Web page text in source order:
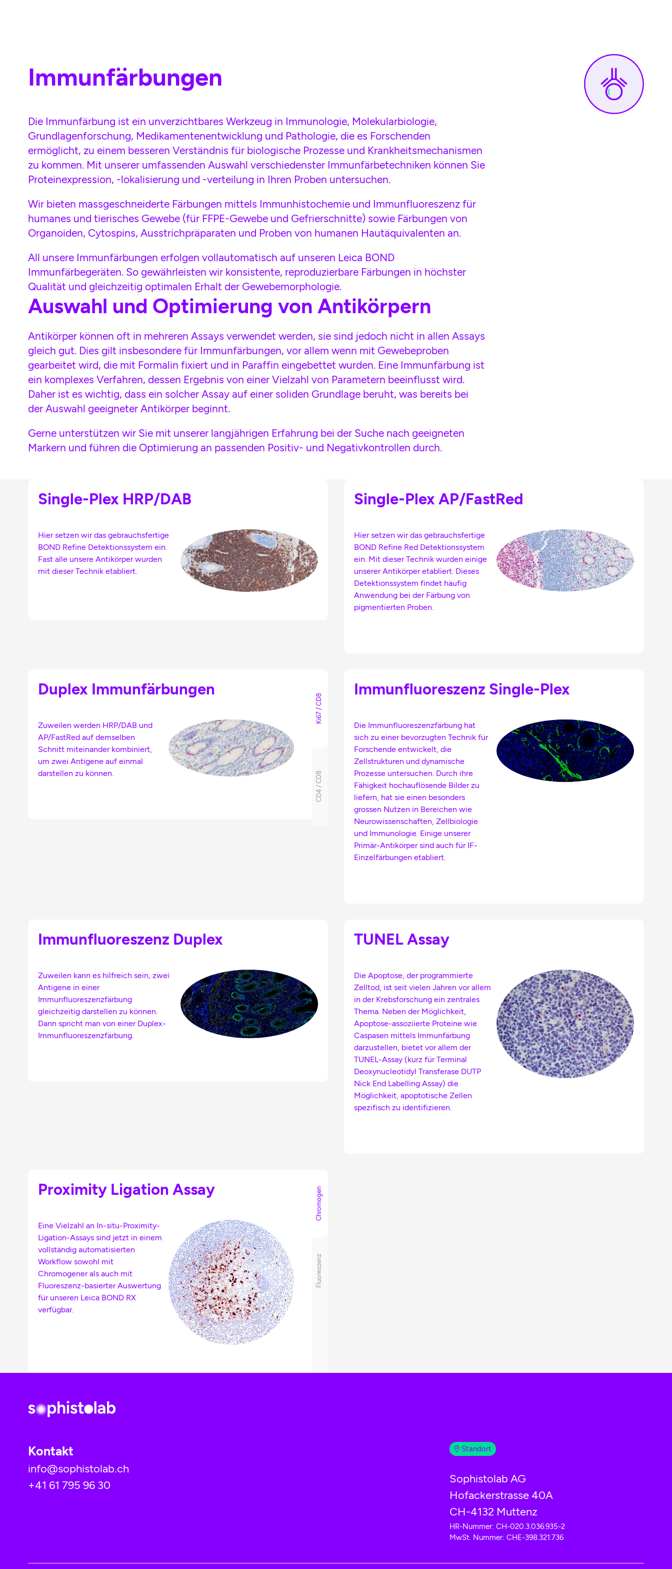
Immunfärbungen
Die Immunfärbung ist ein unverzichtbares Werkzeug in Immunologie, Molekularbiologie,
Grundlagenforschung, Medikamentenentwicklung und Pathologie, die es Forschenden
ermöglicht, zu einem besseren Verständnis für biologische Prozesse und Krankheitsmechanismen
zu kommen. Mit unserer umfassenden Auswahl verschiedenster Immunfärbetechniken können Sie
Proteinexpression, -lokalisierung und -verteilung in Ihren Proben untersuchen.
Wir bieten massgeschneiderte Färbungen mittels Immunhistochemie und Immunfluoreszenz für
humanes und tierisches Gewebe (für FFPE-Gewebe und Gefrierschnitte) sowie Färbungen von
Organoiden, Cytospins, Ausstrichpräparaten und Proben von humanen Hautäquivalenten an.
All unsere Immunfärbungen erfolgen vollautomatisch auf unseren Leica BOND
Immunfärbegeräten. So gewährleisten wir konsistente, reproduzierbare Färbungen in höchster
Qualität und gleichzeitig optimalen Erhalt der Gewebemorphologie.
Auswahl und Optimierung von Antikörpern
Antikörper können oft in mehreren Assays verwendet werden, sie sind jedoch nicht in allen Assays
gleich gut. Dies gilt insbesondere für Immunfärbungen, vor allem wenn mit Gewebeproben
gearbeitet wird, die mit Formalin fixiert und in Paraffin eingebettet wurden. Eine Immunfärbung ist
ein komplexes Verfahren, dessen Ergebnis von einer Vielzahl von Parametern beeinflusst wird.
Daher ist es wichtig, dass ein solcher Assay auf einer soliden Grundlage beruht, was bereits bei
der Auswahl geeigneter Antikörper beginnt.
Gerne unterstützen wir Sie mit unserer langjährigen Erfahrung bei der Suche nach geeigneten
Markern und führen die Optimierung an passenden Positiv- und Negativkontrollen durch.
Single-Plex HRP/DAB
Hier setzen wir das gebrauchsfertige
BOND Refine Detektionssystem ein.
Fast alle unsere Antikörper wurden
mit dieser Technik etabliert.
Single-Plex AP/FastRed
Hier setzen wir das gebrauchsfertige
BOND Refine Red Detektionssystem
ein. Mit dieser Technik wurden einige
unserer Antikörper etabliert. Dieses
Detektionssystem findet häufig
Anwendung bei der Färbung von
pigmentierten Proben.
Duplex Immunfärbungen
Zuweilen werden HRP/DAB und
AP/FastRed auf demselben
Schnitt miteinander kombiniert,
um zwei Antigene auf einmal
darstellen zu können.
Ki67 / CD8
CD4 / CD8
Immunfluoreszenz Single-Plex
Die Immunfluoreszenzfärbung hat
sich zu einer bevorzugten Technik für
Forschende entwickelt, die
Zellstrukturen und dynamische
Prozesse untersuchen. Durch ihre
Fähigkeit hochauflösende Bilder zu
liefern, hat sie einen besonders
grossen Nutzen in Bereichen wie
Neurowissenschaften, Zellbiologie
und Immunologie. Einige unserer
Primär-Antikörper sind auch für IF-
Einzelfärbungen etabliert.
Immunfluoreszenz Duplex
Zuweilen kann es hilfreich sein, zwei
Antigene in einer
Immunfluoreszenzfärbung
gleichzeitig darstellen zu können.
Dann spricht man von einer Duplex-
Immunfluoreszenzfärbung.
TUNEL Assay
Die Apoptose, der programmierte
Zelltod, ist seit vielen Jahren vor allem
in der Krebsforschung ein zentrales
Thema. Neben der Möglichkeit,
Apoptose-assoziierte Proteine wie
Caspasen mittels Immunfärbung
darzustellen, bietet vor allem der
TUNEL-Assay (kurz für Terminal
Deoxynucleotidyl Transferase DUTP
Nick End Labelling Assay) die
Möglichkeit, apoptotische Zellen
spezifisch zu identifizieren.
Proximity Ligation Assay
Eine Vielzahl an In-situ-Proximity-
Ligation-Assays sind jetzt in einem
vollständig automatisierten
Workflow sowohl mit
Chromogener als auch mit
Fluoreszenz-basierter Auswertung
für unseren Leica BOND RX
verfügbar.
Chromogen
Fluoreszenz
Kontakt
info@sophistolab.ch
+41 61 795 96 30
Standort
Sophistolab AG
Hofackerstrasse 40A
CH-4132 Muttenz
HR-Nummer: CH-020.3.036.935-2
MwSt. Nummer: CHE-398.321.736